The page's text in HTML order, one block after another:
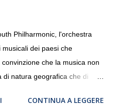
Philharmonic, l'orchestra
dei paesi che
che la musica non
di natura geografica che di
in Germania, e toccherà, in
CONTINUA A LEGGERE